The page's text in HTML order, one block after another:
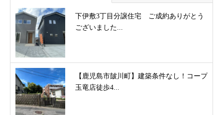
下伊敷3丁目分譲住宅 ご成約ありがとう
ございました...
【鹿児島市皷川町】建築条件なし！コープ
玉竜店徒歩4...